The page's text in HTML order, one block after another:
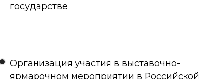
государстве
Организация участия в выставочно-
ярмарочном мероприятии в Российской